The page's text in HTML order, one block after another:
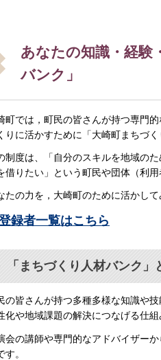
あなたの知識・経験
バンク」
町では，町民の皆さんが持つ専門
りに活かすために「大崎町まちづ
制度は、「自分のスキルを地域の
借りたい」という町民や団体（利
たの力を，大崎町のために活かして
録者一覧はこちら
「まちづくり人材バンク」
の皆さんが持つ多種多様な知識や
化や地域課題の解決につなげる仕組
会の講師や専門的なアドバイザー
す。